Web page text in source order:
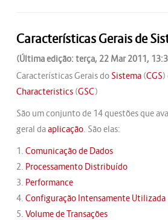
Características Gerais de
(Última edição: terça, 22 Mar 2011,
Características Gerais do Sistema(CGS)
Characteristics(GSC)
São um conjunto de 14 questões que
geral daaplicação. São elas:
1. Comunicação de Dados
2. Processamento Distribuído
3. Performance
4. Configuração Intensamente Utilizada
5. Volume de Transações